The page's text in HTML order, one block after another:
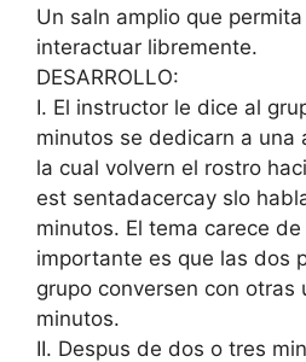
Un saln amplio que
interactuar libremente.
DESARROLLO:
I. El instructor le dice al
minutos se dedicarn a una
la cual volvern el rostro
est sentadacercay slo
minutos. El tema carece
importante es que las dos
grupo conversen con otras
minutos.
II. Despus de dos o tres